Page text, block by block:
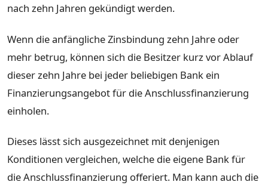
nach zehn Jahren gekündigt werden.
Wenn die anfängliche Zinsbindung zehn Jahre oder
mehr betrug, können sich die Besitzer kurz vor Ablauf
dieser zehn Jahre bei jeder beliebigen Bank ein
Finanzierungsangebot für die Anschlussfinanzierung
einholen.
Dieses lässt sich ausgezeichnet mit denjenigen
Konditionen vergleichen, welche die eigene Bank für
die Anschlussfinanzierung offeriert. Man kann auch die